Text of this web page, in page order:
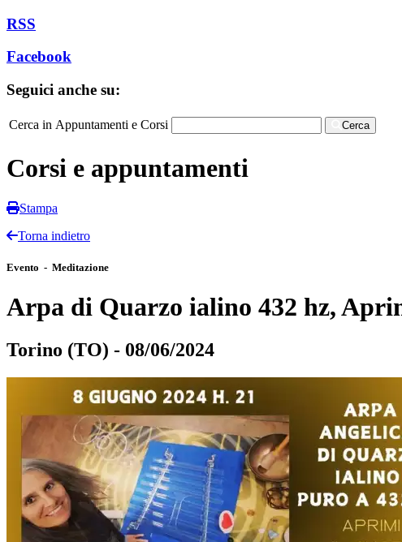
RSS
Facebook
Seguici anche su:
Cerca in Appuntamenti e Corsi Cerca
Corsi e appuntamenti
Stampa
Torna indietro
Evento - Meditazione
Arpa di Quarzo ialino 432 hz,
Torino (TO) - 08/06/2024